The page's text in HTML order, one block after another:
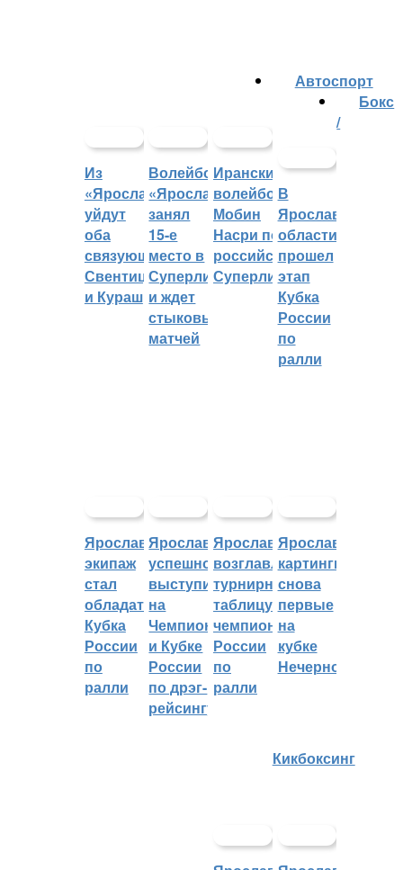
Из
«Ярославича»
уйдут
оба
связующих:
Свентицкис
и Кураш
Волейбольный
«Ярославич»
занял
15-е
место в
Суперлиге
и ждет
стыковых
матчей
Иранский
волейболист
Мобин
Насри покинет
российскую
Суперлигу
Автоспорт
В
Ярославской
области
прошел
этап
Кубка
России
по
ралли
Ярославский
экипаж
стал
обладателем
Кубка
России
по
ралли
Ярославцы
успешно
выступили
на
Чемпионате
и Кубке
России
по дрэг-
рейсингу
Ярославцы
возглавляют
турнирную
таблицу
чемпионата
России
по
ралли
Ярославские
картингисты
снова
первые
на
кубке
Нечерноземья
Бокс
/
Кикбоксинг